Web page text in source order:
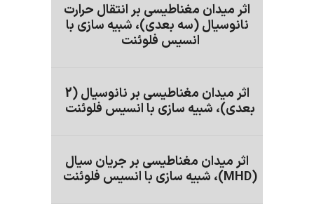
اثر میدان مغناطیسی بر جریان سیال
(MHD)، شبیه سازی با انسیس فلوئنت
اثر میدان مغناطیسی بر نانوسیال (2
بعدی)، شبیه سازی با انسیس فلوئنت
اثر میدان مغناطیسی بر انتقال حرارت
نانوسیال (سه بعدی)، شبیه سازی با
انسیس فلوئنت